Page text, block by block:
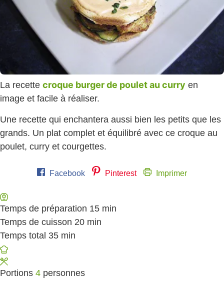
La recette croque burger de poulet au curry en
image et facile à réaliser.
Une recette qui enchantera aussi bien les petits que les
grands. Un plat complet et équilibré avec ce croque au
poulet, curry et courgettes.
Facebook Pinterest Imprimer
Temps de préparation 15 minutes
min
Temps de cuisson 20 minutes
min
Temps total 35 minutes
min
Portions 4 personnes